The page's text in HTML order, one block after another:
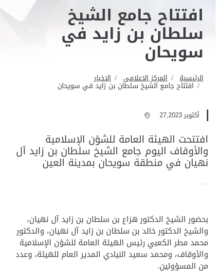
افتتاح جامع الشيخ
سلطان بن زايد في
سويحان
الرئيسية المركز الاعلامى الاخبار
افتتاح جامع الشيخ سلطان بن زايد في سويحان
أكتوبر 27,2023
افتتحت الهيئة العامة للشؤن الإسلامية
والأوقاف اليوم جامع الشيخ سلطان بن زايد آل
نهيان في منطقة سويحان بمدينة العين
بحضور الشيخ الدكتور هزاع بن سلطان بن زايد آل نهيان،
والشيخ الدكتور خالد بن سلطان بن زايد آل نهيان، والدكتور
محمد مطر الكعبي رئيس الهيئة العامة للشؤن الإسلامية
والأوقاف، ومحمد سعيد النيادي المدير العام للهيئة، وعدد
من المسؤولين.